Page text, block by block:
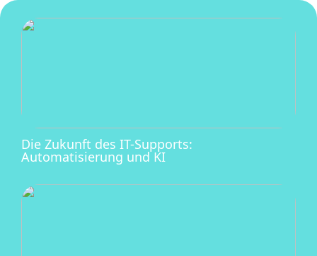
Die Zukunft des IT-Supports:
Automatisierung und KI